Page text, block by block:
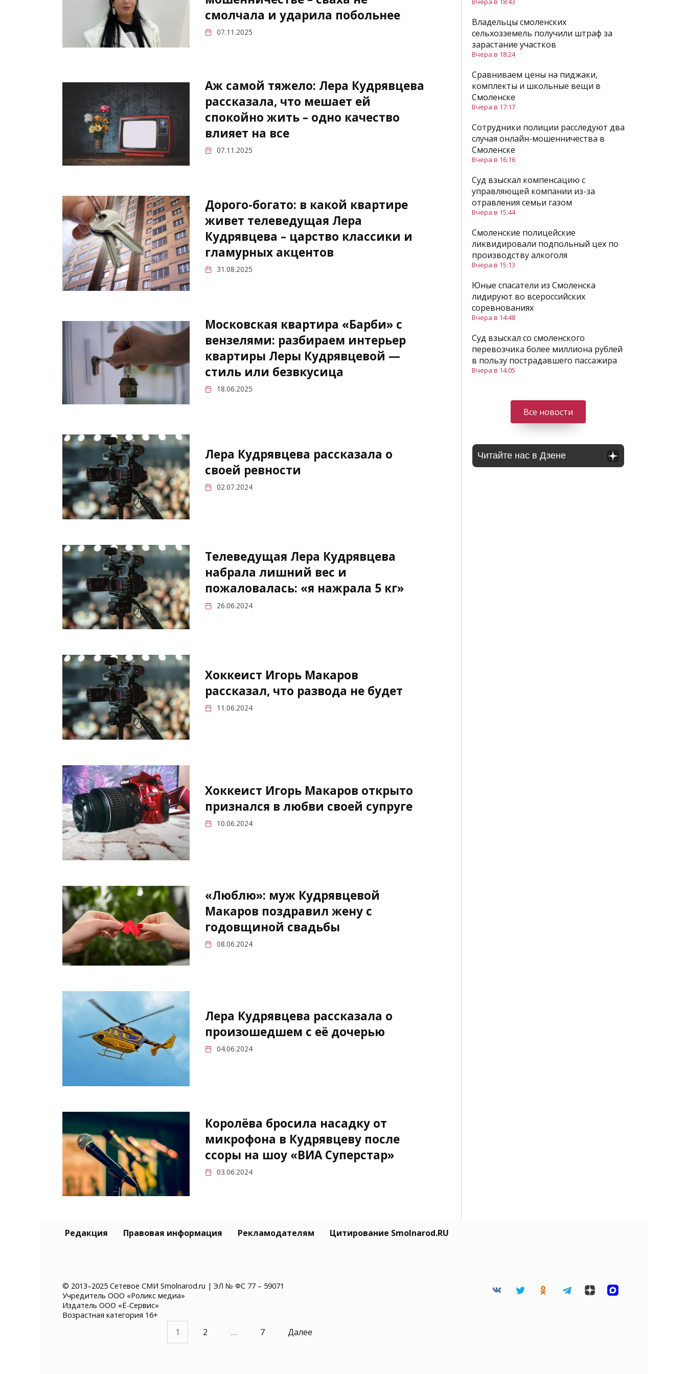
смолчала и ударила побольнее
07.11.2025
Аж самой тяжело: Лера Кудрявцева
рассказала, что мешает ей
спокойно жить – одно качество
влияет на все
07.11.2025
Дорого-богато: в какой квартире
живет телеведущая Лера
Кудрявцева – царство классики и
гламурных акцентов
31.08.2025
Московская квартира «Барби» с
вензелями: разбираем интерьер
квартиры Леры Кудрявцевой —
стиль или безвкусица
18.06.2025
Лера Кудрявцева рассказала о
своей ревности
02.07.2024
Телеведущая Лера Кудрявцева
набрала лишний вес и
пожаловалась: «я нажрала 5 кг»
26.06.2024
Хоккеист Игорь Макаров
рассказал, что развода не будет
11.06.2024
Хоккеист Игорь Макаров открыто
признался в любви своей супруге
10.06.2024
«Люблю»: муж Кудрявцевой
Макаров поздравил жену с
годовщиной свадьбы
08.06.2024
Лера Кудрявцева рассказала о
произошедшем с её дочерью
04.06.2024
Королёва бросила насадку от
микрофона в Кудрявцеву после
ссоры на шоу «ВИА Суперстар»
03.06.2024
Лера Кудрявцева с супругом
1 2 … 7 Далее
Владельцы смоленских
сельхозземель получили штраф за
зарастание участков
Вчера в 18:24
Сравниваем цены на пиджаки,
комплекты и школьные вещи в
Смоленске
Вчера в 17:17
Сотрудники полиции расследуют два
случая онлайн-мошенничества в
Смоленске
Вчера в 16:16
Суд взыскал компенсацию с
управляющей компании из-за
отравления семьи газом
Вчера в 15:44
Смоленские полицейские
ликвидировали подпольный цех по
производству алкоголя
Вчера в 15:13
Юные спасатели из Смоленска
лидируют во всероссийских
соревнованиях
Вчера в 14:48
Суд взыскал со смоленского
перевозчика более миллиона рублей
в пользу пострадавшего пассажира
Вчера в 14:05
Все новости
Читайте нас в Дзене
Редакция Правовая информация Рекламодателям Цитирование Smolnarod.RU
© 2013–2025 Сетевое СМИ Smolnarod.ru | ЭЛ № ФС 77 – 59071
Учредитель ООО «Роликс медиа»
Издатель ООО «Ё-Сервис»
Возрастная категория 16+